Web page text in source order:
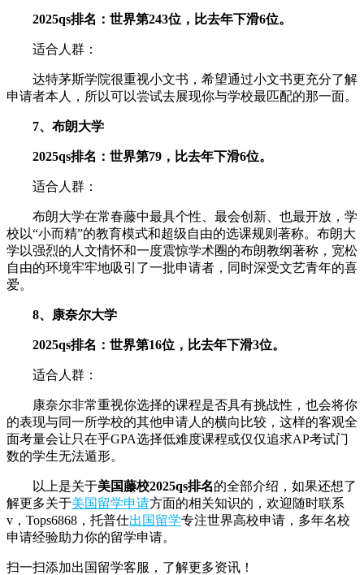
2025qs排名：世界第243位，比去年下滑6位。
适合人群：
达特茅斯学院很重视小文书，希望通过小文书更充分了解
申请者本人，所以可以尝试去展现你与学校最匹配的那一面。
7、布朗大学
2025qs排名：世界第79，比去年下滑6位。
适合人群：
布朗大学在常春藤中最具个性、最会创新、也最开放，学
校以“小而精”的教育模式和超级自由的选课规则著称。布朗大
学以强烈的人文情怀和一度震惊学术圈的布朗教纲著称，宽松
自由的环境牢牢地吸引了一批申请者，同时深受文艺青年的喜
爱。
8、康奈尔大学
2025qs排名：世界第16位，比去年下滑3位。
适合人群：
康奈尔非常重视你选择的课程是否具有挑战性，也会将你
的表现与同一所学校的其他申请人的横向比较，这样的客观全
面考量会让只在乎GPA选择低难度课程或仅仅追求AP考试门
数的学生无法遁形。
以上是关于美国藤校2025qs排名的全部介绍，如果还想了
解更多关于美国留学申请方面的相关知识的，欢迎随时联系
v，Tops6868，托普仕出国留学专注世界高校申请，多年名校
申请经验助力你的留学申请。
扫一扫添加出国留学客服，了解更多资讯！